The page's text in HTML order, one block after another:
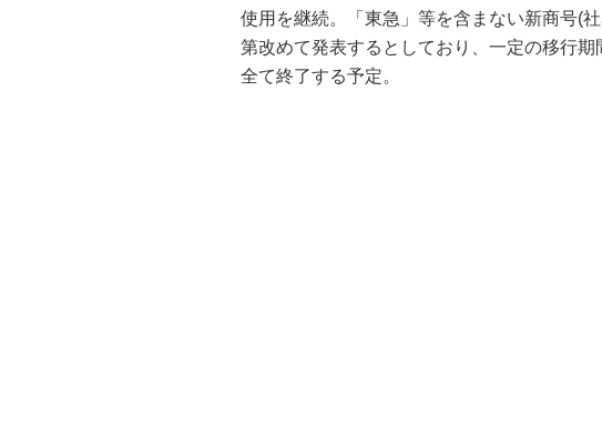
使用を継続。「東急」等を含まない新商号(
第改めて発表するとしており、一定の移行
全て終了する予定。